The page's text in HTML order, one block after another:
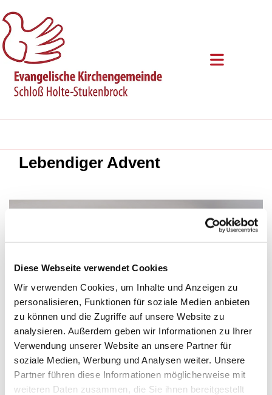
Diese Webseite verwendet Cookies
Wir verwenden Cookies, um Inhalte und Anzeigen zu
personalisieren, Funktionen für soziale Medien anbieten
zu können und die Zugriffe auf unsere Website zu
analysieren. Außerdem geben wir Informationen zu Ihrer
Verwendung unserer Website an unsere Partner für
soziale Medien, Werbung und Analysen weiter. Unsere
Partner führen diese Informationen möglicherweise mit
weiteren Daten zusammen, die Sie ihnen bereitgestellt
Lebendiger Advent